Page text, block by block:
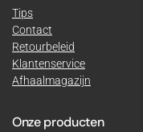
Tips
Contact
Retourbeleid
Klantenservice
Afhaalmagazijn
Onze producten